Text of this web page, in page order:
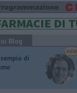
Blog
di